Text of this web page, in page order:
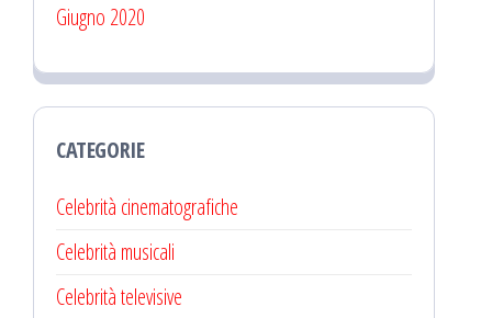
Giugno 2020
CATEGORIE
Celebrità cinematografiche
Celebrità musicali
Celebrità televisive